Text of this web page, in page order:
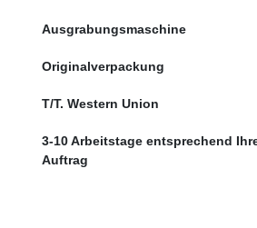
Ausgrabungsmaschine
Originalverpackung
T/T. Western Union
3-10 Arbeitstage entsprechend
Auftrag